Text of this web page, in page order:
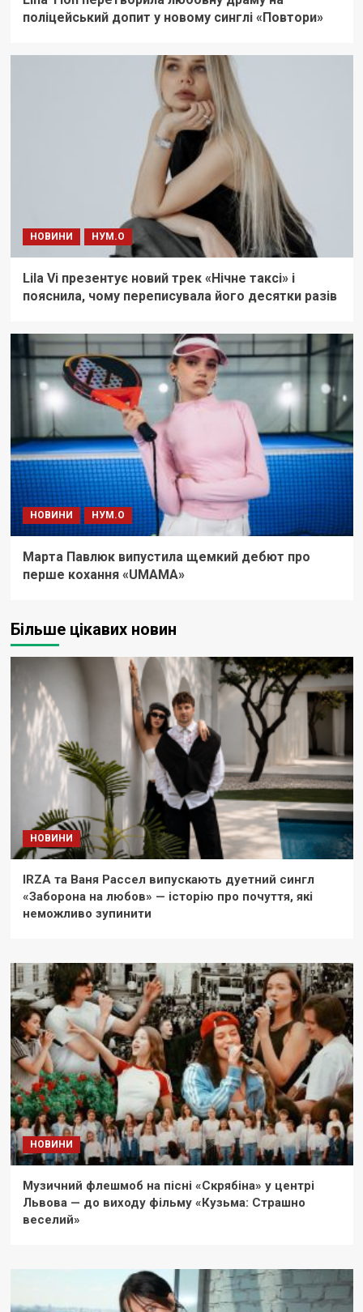
поліцейський допит у новому синглі «Повтори»
НОВИНИ НУМ.О
Lila Vi презентує новий трек «Нічне таксі» і
пояснила, чому переписувала його десятки разів
НОВИНИ НУМ.О
Марта Павлюк випустила щемкий дебют про
перше кохання «UМАМА»
Більше цікавих новин
НОВИНИ
IRZA та Ваня Рассел випускають дуетний сингл
«Заборона на любов» — історію про почуття, які
неможливо зупинити
НОВИНИ
Музичний флешмоб на пісні «Скрябіна» у центрі
Львова — до виходу фільму «Кузьма: Страшно
веселий»